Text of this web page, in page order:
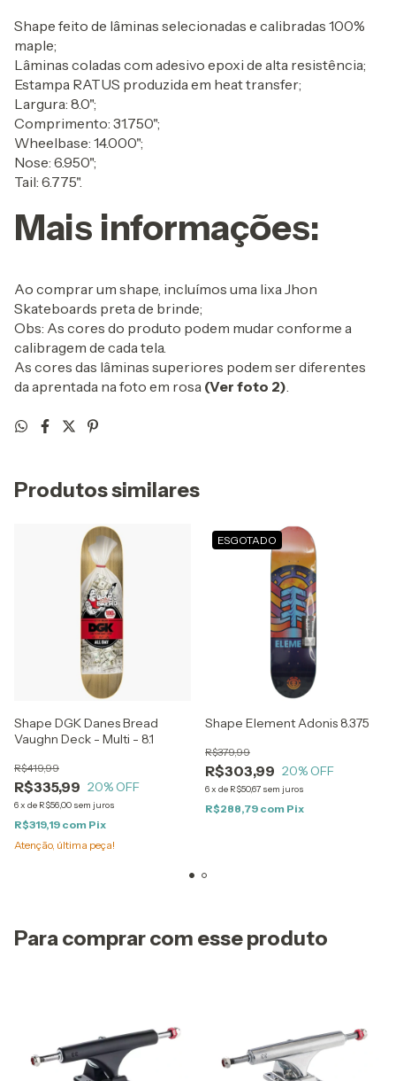
Shape feito de lâminas selecionadas e calibradas 100%
maple;
Lâminas coladas com adesivo epoxi de alta resistência;
Estampa RATUS produzida em heat transfer;
Largura: 8.0";
Comprimento: 31.750";
Wheelbase: 14.000";
Nose: 6.950";
Tail: 6.775".
Mais informações:
Ao comprar um shape, incluímos uma lixa Jhon
Skateboards preta de brinde;
Obs: As cores do produto podem mudar conforme a
calibragem de cada tela.
As cores das lâminas superiores podem ser diferentes
da aprentada na foto em rosa (Ver foto 2)
Produtos similares
Shape DGK Danes Bread
Vaughn Deck - Multi - 8.1
R$335,99
R$419,99
20% OFF
6x de R$56,00 sem juros
R$319,19 com Pix
Atenção, última peça!
ESGOTADO
Shape Element Adonis 8.375
R$303,99
R$379,99
20% OFF
6x de R$50,67 sem juros
R$288,79 com Pix
Para comprar com esse produto